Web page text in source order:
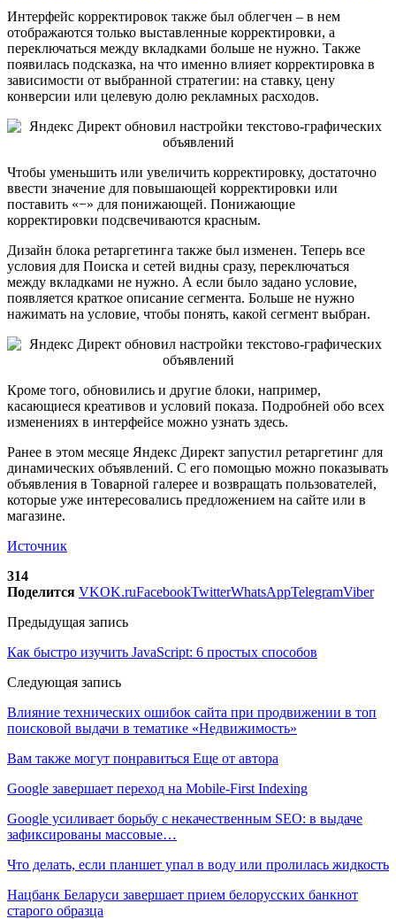
Интерфейс корректировок также был облегчен – в нем
отображаются только выставленные корректировки, а
переключаться между вкладками больше не нужно. Также
появилась подсказка, на что именно влияет корректировка в
зависимости от выбранной стратегии: на ставку, цену
конверсии или целевую долю рекламных расходов.
Чтобы уменьшить или увеличить корректировку, достаточно
ввести значение для повышающей корректировки или
поставить «−» для понижающей. Понижающие
корректировки подсвечиваются красным.
Дизайн блока ретаргетинга также был изменен. Теперь все
условия для Поиска и сетей видны сразу, переключаться
между вкладками не нужно. А если было задано условие,
появляется краткое описание сегмента. Больше не нужно
нажимать на условие, чтобы понять, какой сегмент выбран.
Кроме того, обновились и другие блоки, например,
касающиеся креативов и условий показа. Подробней обо всех
изменениях в интерфейсе можно узнать здесь.
Ранее в этом месяце Яндекс Директ запустил ретаргетинг для
динамических объявлений. С его помощью можно показывать
объявления в Товарной галерее и возвращать пользователей,
которые уже интересовались предложением на сайте или в
магазине.
Источник
314
Поделится VKOK.ruFacebookTwitterWhatsAppTelegramViber
Предыдущая запись
Как быстро изучить JavaScript: 6 простых способов
Следующая запись
Влияние технических ошибок сайта при продвижении в топ
поисковой выдачи в тематике «Недвижимость»
Вам также могут понравиться Еще от автора
Google завершает переход на Mobile-First Indexing
Google усиливает борьбу с некачественным SEO: в выдаче
зафиксированы массовые…
Что делать, если планшет упал в воду или пролилась жидкость
Нацбанк Беларуси завершает прием белорусских банкнот
старого образца